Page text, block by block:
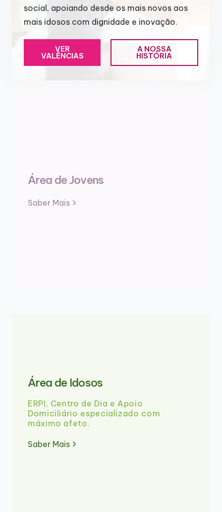
social, apoiando desde os mais novos aos
mais idosos com dignidade e inovação.
VER
VALÊNCIAS
A NOSSA
HISTÓRIA
Área de Jovens
Saber Mais
Área de Idosos
ERPI, Centro de Dia e Apoio
Domiciliário especializado com
máximo afeto.
Saber Mais